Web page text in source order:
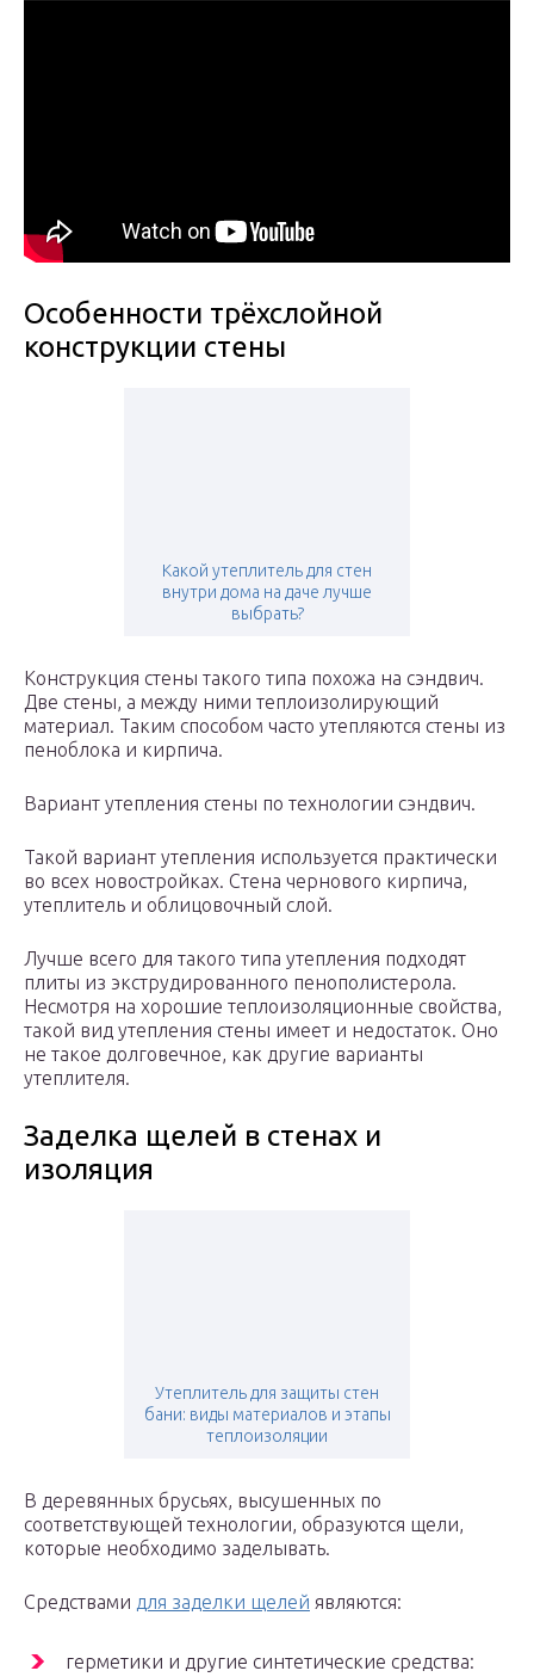
Особенности трёхслойной
конструкции стены
Какой утеплитель для стен
внутри дома на даче лучше
выбрать?
Конструкция стены такого типа похожа на сэндвич.
Две стены, а между ними теплоизолирующий
материал. Таким способом часто утепляются стены из
пеноблока и кирпича.
Вариант утепления стены по технологии сэндвич.
Такой вариант утепления используется практически
во всех новостройках. Стена чернового кирпича,
утеплитель и облицовочный слой.
Лучше всего для такого типа утепления подходят
плиты из экструдированного пенополистерола.
Несмотря на хорошие теплоизоляционные свойства,
такой вид утепления стены имеет и недостаток. Оно
не такое долговечное, как другие варианты
утеплителя.
Заделка щелей в стенах и
изоляция
Утеплитель для защиты стен
бани: виды материалов и этапы
теплоизоляции
В деревянных брусьях, высушенных по
соответствующей технологии, образуются щели,
которые необходимо заделывать.
Средствами для заделки щелей являются:
герметики и другие синтетические средства: